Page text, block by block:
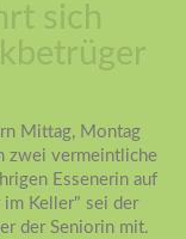
sich
Mittag, Montag
zwei vermeintliche
Essenerin auf
im Keller" sei der
der Seniorin mit.